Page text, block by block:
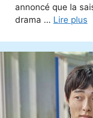
annoncé que la
drama … Lire plus